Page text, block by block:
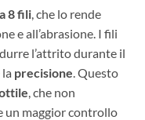
8 fili , che lo rende
e all’abrasione. I fili
l’attrito durante il
la precisione . Questo
, che non
un maggior controllo